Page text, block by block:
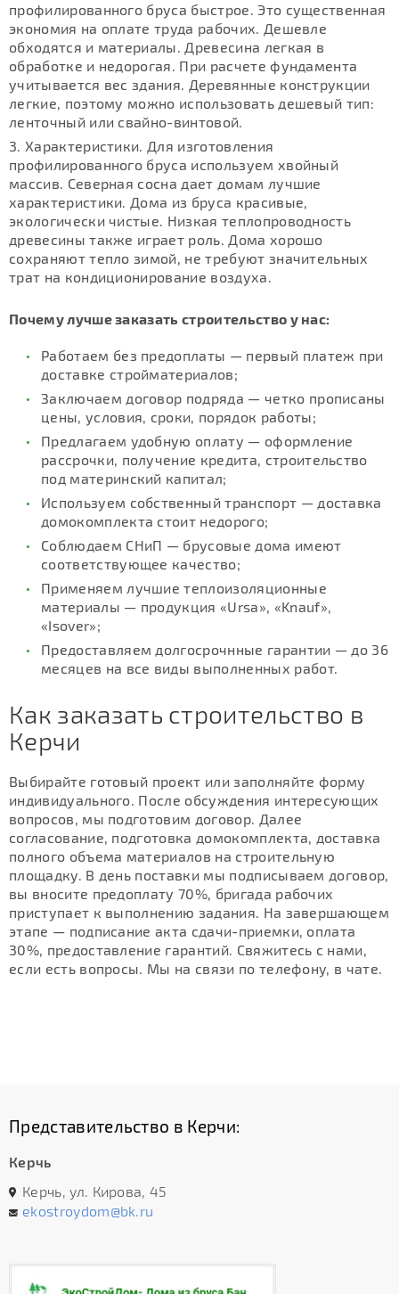
профилированного бруса быстрое. Это существенная
экономия на оплате труда рабочих. Дешевле
обходятся и материалы. Древесина легкая в
обработке и недорогая. При расчете фундамента
учитывается вес здания. Деревянные конструкции
легкие, поэтому можно использовать дешевый тип:
ленточный или свайно-винтовой.
Характеристики. Для изготовления
профилированного бруса используем хвойный
массив. Северная сосна дает домам лучшие
характеристики. Дома из бруса красивые,
экологически чистые. Низкая теплопроводность
древесины также играет роль. Дома хорошо
сохраняют тепло зимой, не требуют значительных
трат на кондиционирование воздуха.
Почему лучше заказать строительство у нас:
Работаем без предоплаты — первый платеж при
доставке стройматериалов;
Заключаем договор подряда — четко прописаны
цены, условия, сроки, порядок работы;
Предлагаем удобную оплату — оформление
рассрочки, получение кредита, строительство
под материнский капитал;
Используем собственный транспорт — доставка
домокомплекта стоит недорого;
Соблюдаем СНиП — брусовые дома имеют
соответствующее качество;
Применяем лучшие теплоизоляционные
материалы — продукция «Ursa», «Knauf»,
«Isover»;
Предоставляем долгосрочнные гарантии — до 36
месяцев на все виды выполненных работ.
Как заказать строительство в
Керчи
Выбирайте готовый проект или заполняйте форму
индивидуального. После обсуждения интересующих
вопросов, мы подготовим договор. Далее
согласование, подготовка домокомплекта, доставка
полного объема материалов на строительную
площадку. В день поставки мы подписываем договор,
вы вносите предоплату 70%, бригада рабочих
приступает к выполнению задания. На завершающем
этапе — подписание акта сдачи-приемки, оплата
30%, предоставление гарантий. Свяжитесь с нами,
если есть вопросы. Мы на связи по телефону, в чате.
Представительство в Керчи:
Керчь
Керчь, ул. Кирова, 45
ekostroydom@bk.ru